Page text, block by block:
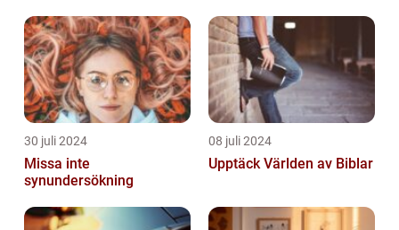
30 juli 2024
Missa inte
synundersökning
08 juli 2024
Upptäck Världen av Biblar